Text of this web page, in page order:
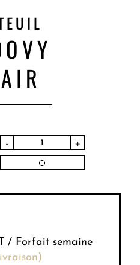
- +
/ Forfait semaine